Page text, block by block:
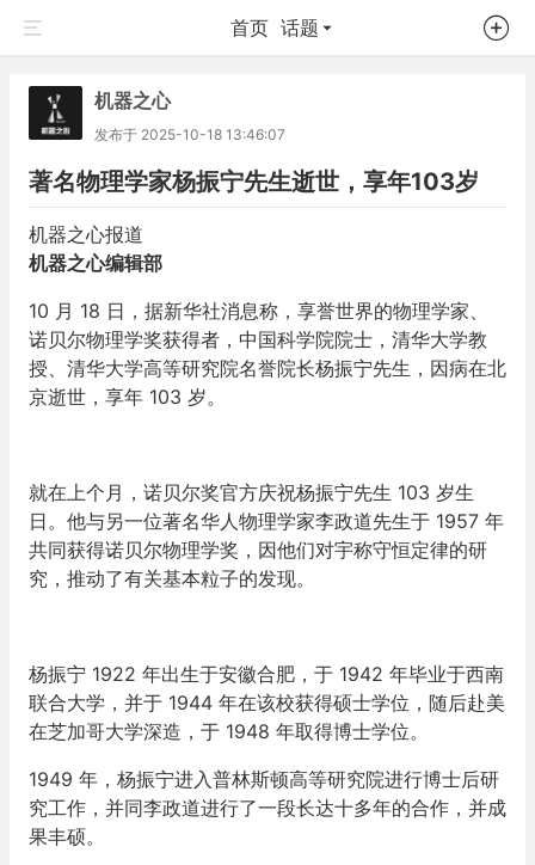
首页 话题
机器之心
发布于 2025-10-18 13:46:07
著名物理学家杨振宁先生逝世，享年103岁
机器之心报道
机器之心编辑部
10 月 18 日，据新华社消息称，享誉世界的物理学家、
诺贝尔物理学奖获得者，中国科学院院士，清华大学教
授、清华大学高等研究院名誉院长杨振宁先生，因病在北
京逝世，享年 103 岁。
就在上个月，诺贝尔奖官方庆祝杨振宁先生 103 岁生
日。他与另一位著名华人物理学家李政道先生于 1957 年
共同获得诺贝尔物理学奖，因他们对宇称守恒定律的研
究，推动了有关基本粒子的发现。
杨振宁 1922 年出生于安徽合肥，于 1942 年毕业于西南
联合大学，并于 1944 年在该校获得硕士学位，随后赴美
在芝加哥大学深造，于 1948 年取得博士学位。
1949 年，杨振宁进入普林斯顿高等研究院进行博士后研
究工作，并同李政道进行了一段长达十多年的合作，并成
果丰硕。